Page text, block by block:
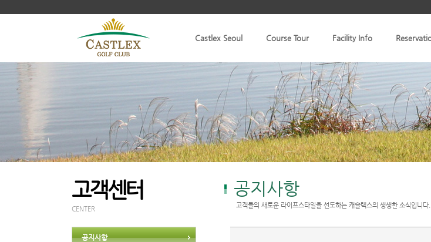
Castlex Seoul Course Tour Facility Info
고객센터
CENTER
공지사항
공지사항
고객들의 새로운 라이프스타일을 선도하는 캐슬렉스의 생생한 소식입니다.